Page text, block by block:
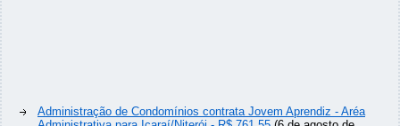
Administração de Condomínios contrata Jovem Aprendiz - Aréa